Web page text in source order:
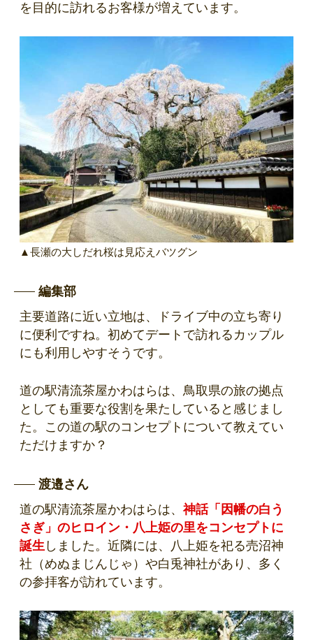
を目的に訪れるお客様が増えています。
▲長瀬の大しだれ桜は見応えバツグン
編集部
主要道路に近い立地は、ドライブ中の立ち寄り
に便利ですね。初めてデートで訪れるカップル
にも利用しやすそうです。
道の駅清流茶屋かわはらは、鳥取県の旅の拠点
としても重要な役割を果たしていると感じまし
た。この道の駅のコンセプトについて教えてい
ただけますか？
渡邉さん
道の駅清流茶屋かわはらは、 神話「因幡の白う
さぎ」のヒロイン・八上姫の里をコンセプトに
誕生 しました。近隣には、八上姫を祀る売沼神
社（めぬまじんじゃ）や白兎神社があり、多く
の参拝客が訪れています。